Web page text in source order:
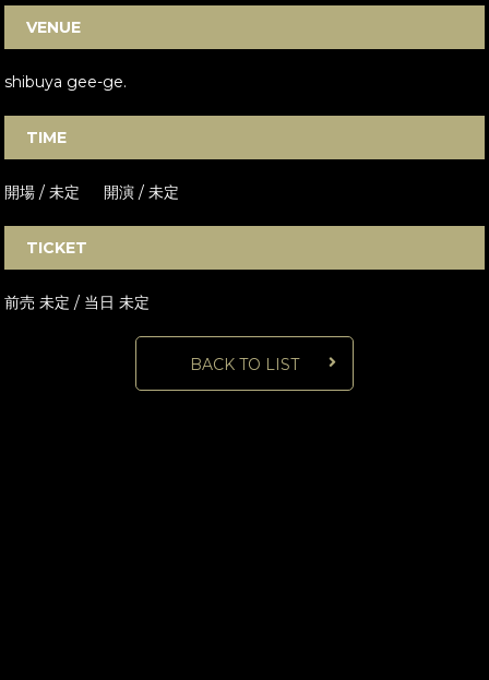
VENUE
shibuya gee-ge.
TIME
開場 / 未定 開演 / 未定
TICKET
前売 未定 / 当日 未定
BACK TO LIST